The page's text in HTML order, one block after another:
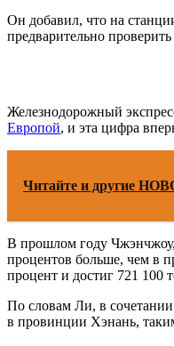
Он добавил, что на
предварительно
Железнодорожный
Европой, и эта цифра
Читайте и другие
В прошлом году Чжэнчжоу,
процентов больше, чем в
процент и достиг 721 100
По словам Ли, в
в провинции Хэнань,